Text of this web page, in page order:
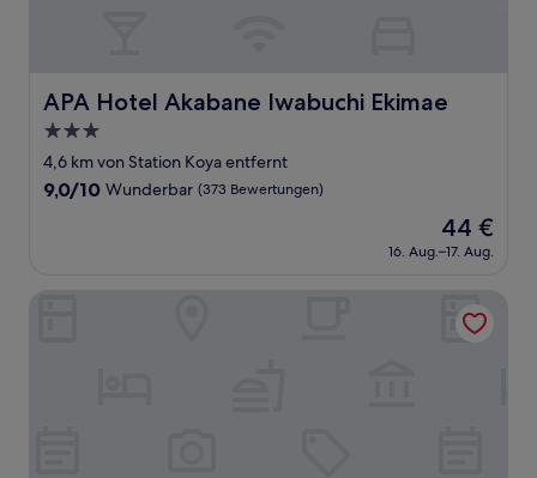
APA Hotel Akabane Iwabuchi Ekimae
APA Hotel Akabane Iwabuchi Ekimae
3.0-
Sterne-
Unterkunft
4,6 km von Station Koya entfernt
9.0
Bewertungen)
9,0/10 Wunderbar (373 Bewertungen)
Der
Preis
beträgt
44 €
16. Aug.–17. Aug.